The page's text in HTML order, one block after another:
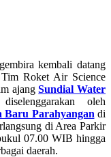
kembali datang
Roket Air Science
ajangSundial Water
oleh
Baru Parahyangan di
di Area Parkir
07.00 WIB hingga
daerah.